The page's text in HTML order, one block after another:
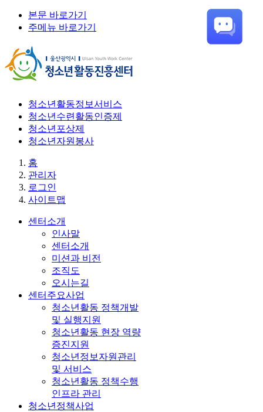
본문 바로가기
주메뉴 바로가기
청소년활동정보서비스
청소년수련활동인증제
청소년포상제
청소년자원봉사
홈
관리자
로그인
사이트맵
센터소개
인사말
센터소개
미션과 비전
조직도
오시는길
센터주요사업
청소년활동 정책개발
및 실행지원
청소년활동 현장 역량
증진지원
청소년정보자원관리
및 서비스
청소년활동 정책수행
인프라 관리
청소년정책사업